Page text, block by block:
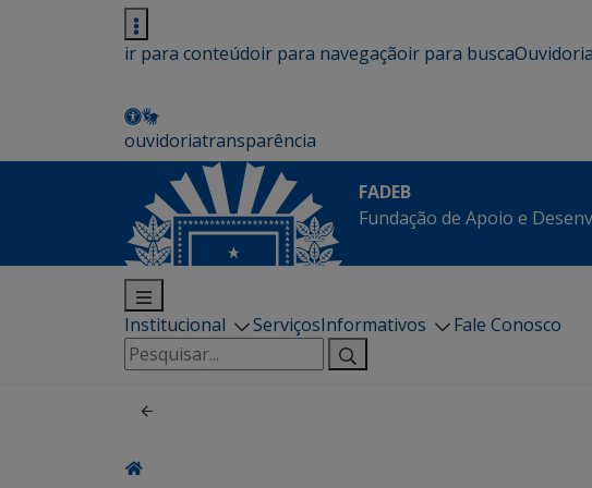
ir para conteúdoir para navegaçãoir para buscaOuvidoria
ouvidoriatransparência
FADEB
Fundação de Apoio e
Institucional ServiçosInformativos
Fale Conosco
Pesquisar
por: